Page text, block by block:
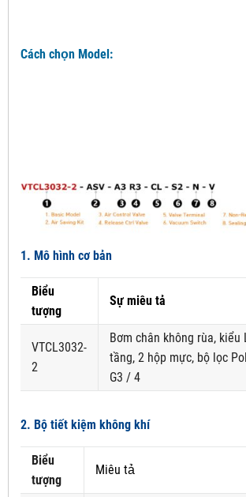
Cách chọn Model:
1. Mô hình cơ bản
Biểu
tượng
Sự miêu tả
VTCL3032-
2
Bơm chân không rùa, kiểu
tầng, 2 hộp mực, bộ lọc
G3 / 4
2. Bộ tiết kiệm không khí
Biểu
tượng
Miêu tả